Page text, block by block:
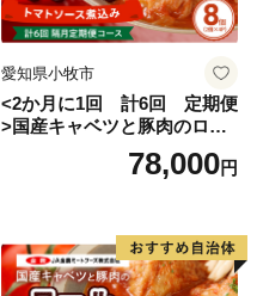
愛知県小牧市
<2か月に1回 計6回 定期便
>国産キャベツと豚肉のロー
ルキャベツ（4P入り）
78,000円